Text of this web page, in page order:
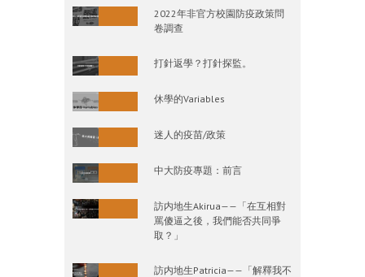
2022年非官方校園防疫政策問
卷調查
打針返學？打針探監。
休學的Variables
迷人的疫苗/政策
中大防疫專題：前言
訪内地生Akirua——「在互相對
罵傻逼之後，我們能否共同爭
取？」
訪内地生Patricia——「解釋我不